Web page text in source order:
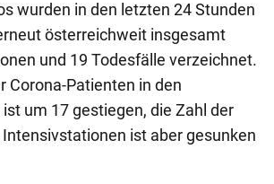
wurden in den letzten 24 Stunden
österreichweit insgesamt
und 19 Todesfälle verzeichnet.
Corona-Patienten in den
um 17 gestiegen, die Zahl der
ist aber gesunken